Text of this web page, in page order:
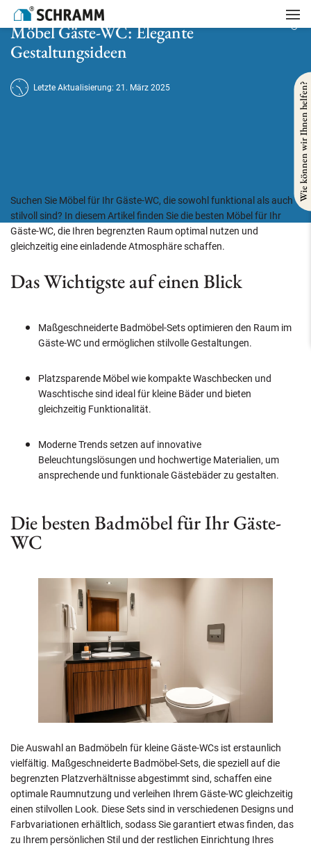
Startseite
Möbel Gäste-WC: Elegante
Gestaltungsideen
Letzte Aktualisierung: 21. März 2025
Suchen Sie Möbel für Ihr Gäste-WC, die sowohl funktional als auch
stilvoll sind? In diesem Artikel finden Sie die besten Möbel für Ihr
Gäste-WC, die Ihren begrenzten Raum optimal nutzen und
gleichzeitig eine einladende Atmosphäre schaffen.
Das Wichtigste auf einen Blick
Maßgeschneiderte Badmöbel-Sets optimieren den Raum im
Gäste-WC und ermöglichen stilvolle Gestaltungen.
Platzsparende Möbel wie kompakte Waschbecken und
Waschtische sind ideal für kleine Bäder und bieten
gleichzeitig Funktionalität.
Moderne Trends setzen auf innovative
Beleuchtungslösungen und hochwertige Materialien, um
ansprechende und funktionale Gästebäder zu gestalten.
Die besten Badmöbel für Ihr Gäste-
WC
Die Auswahl an Badmöbeln für kleine Gäste-WCs ist erstaunlich
vielfältig. Maßgeschneiderte Badmöbel-Sets, die speziell auf die
begrenzten Platzverhältnisse abgestimmt sind, schaffen eine
optimale Raumnutzung und verleihen Ihrem Gäste-WC gleichzeitig
einen stilvollen Look. Diese Sets sind in verschiedenen Designs und
Farbvariationen erhältlich, sodass Sie garantiert etwas finden, das
zu Ihrem persönlichen Stil und der restlichen Einrichtung Ihres
Wie können wir Ihnen helfen?